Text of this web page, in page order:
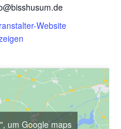
Website
um Google maps